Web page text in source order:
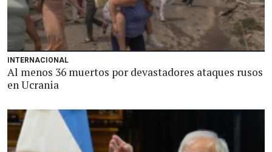
INTERNACIONAL
Al menos 36 muertos por devastadores ataques rusos
en Ucrania